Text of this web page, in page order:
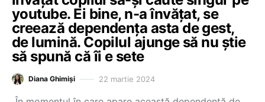
youtube. Ei bine, n-a învățat, se
creează dependența asta de gest,
de lumină. Copilul ajunge să nu știe
să spună că îi e sete
Diana Ghimiși 22 martie 2024